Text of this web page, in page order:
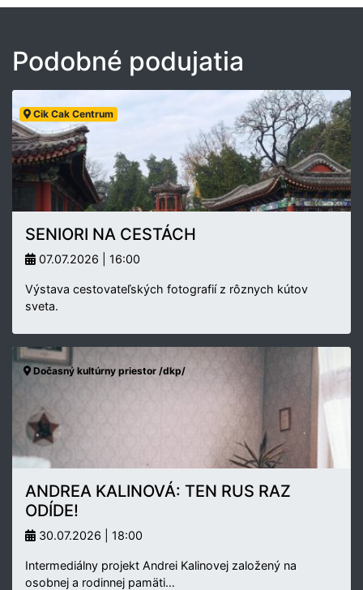
Podobné podujatia
Cik Cak Centrum
SENIORI NA CESTÁCH
07.07.2026 | 16:00
Výstava cestovateľských fotografií z rôznych kútov
sveta.
Dočasný kultúrny priestor /dkp/
ANDREA KALINOVÁ: TEN RUS RAZ
ODÍDE!
30.07.2026 | 18:00
Intermediálny projekt Andrei Kalinovej založený na
osobnej a rodinnej pamäti…